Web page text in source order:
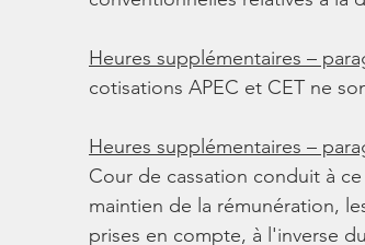
Heures supplémentaires –
cotisations APEC et CET ne
Heures supplémentaires –
Cour de cassation conduit à
maintien de la rémunération,
prises en compte, à l'inverse